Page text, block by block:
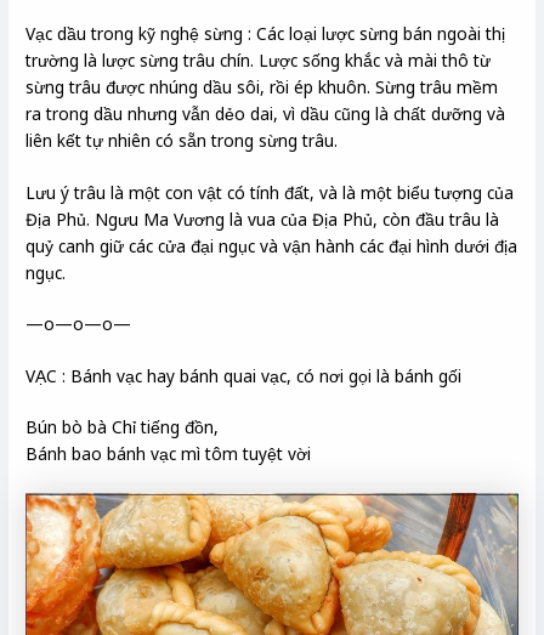
Vạc dầu trong kỹ nghệ sừng : Các loại lược sừng bán ngoài thị
trường là lược sừng trâu chín. Lược sống khắc và mài thô từ
sừng trâu được nhúng dầu sôi, rồi ép khuôn. Sừng trâu mềm
ra trong dầu nhưng vẫn dẻo dai, vì dầu cũng là chất dưỡng và
liên kết tự nhiên có sẵn trong sừng trâu.
Lưu ý trâu là một con vật có tính đất, và là một biểu tượng của
Địa Phủ. Ngưu Ma Vương là vua của Địa Phủ, còn đầu trâu là
quỷ canh giữ các cửa đại ngục và vận hành các đại hình dưới địa
ngục.
—o—o—o—
VẠC : Bánh vạc hay bánh quai vạc, có nơi gọi là bánh gối
Bún bò bà Chỉ tiếng đồn,
Bánh bao bánh vạc mì tôm tuyệt vời